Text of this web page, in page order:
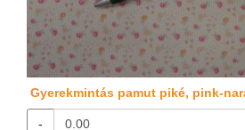
Gyerekmintás pamut piké, pink-
-